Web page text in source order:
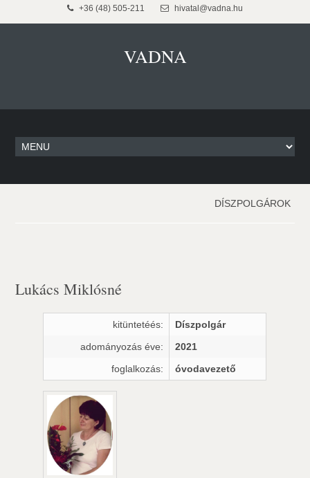
+36 (48) 505-211 hivatal@vadna.hu
VADNA
DÍSZPOLGÁROK
Lukács Miklósné
kitüntetéés:
Díszpolgár
adományozás éve:
2021
foglalkozás:
óvodavezető